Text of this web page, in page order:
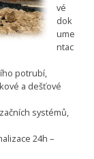
vé
dok
ume
ntac
potrubí,
a dešťové
systémů,
24h –